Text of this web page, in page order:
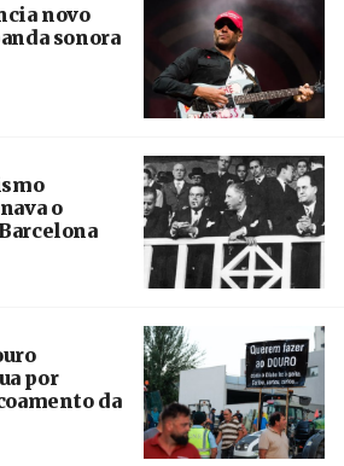
novo
sonora
o
por
da